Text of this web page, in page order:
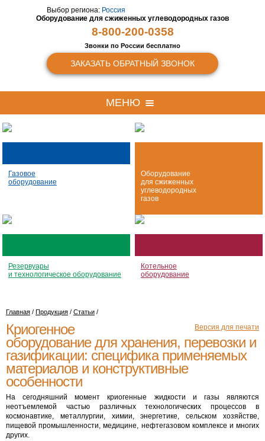
Выбор региона: Россия
Оборудование для сжиженных углеводородных газов
8-800-200-0358
Звонки по России бесплатно
ЗАКАЗАТЬ ОБРАТНЫЙ ЗВОНОК
МЕНЮ
Газовое
оборудование
Оборудование
для сжиженных
углеводородных
газов
Резервуары
и технологическое оборудование
Котельное
оборудование
Главная / Продукция / Статьи /
Версия для печати
Криогенное
оборудование для хранения, перевозки и
газификации: специфика применяемых
материалов и конструктивные
особенности
На сегодняшний момент криогенные жидкости и газы являются
неотъемлемой частью различных технологических процессов в
космонавтике, металлургии, химии, энергетике, сельском хозяйстве,
пищевой промышленности, медицине, нефтегазовом комплексе и многих
других.